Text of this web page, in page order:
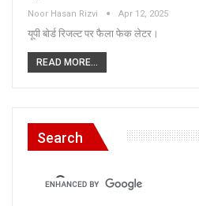
Noor Hasan Rizvi Apr 12, 2025
यूपी बोर्ड रिजल्ट पर फैला फेक लेटर।
READ MORE...
Search